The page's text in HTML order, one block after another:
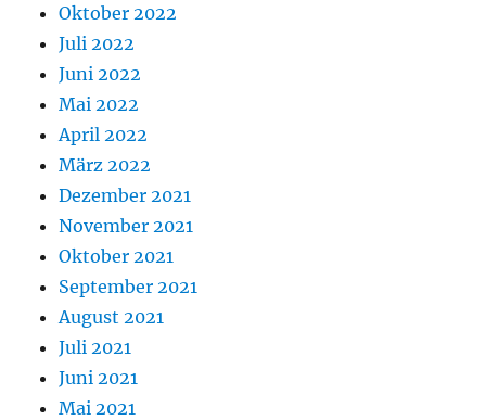
Oktober 2022
Juli 2022
Juni 2022
Mai 2022
April 2022
März 2022
Dezember 2021
November 2021
Oktober 2021
September 2021
August 2021
Juli 2021
Juni 2021
Mai 2021